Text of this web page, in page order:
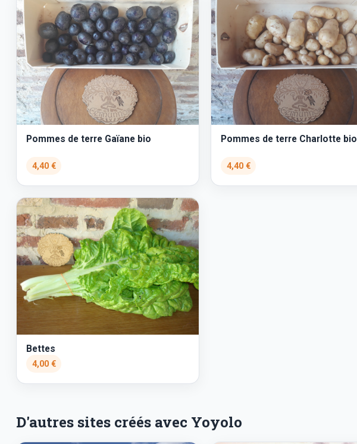
Pommes de terre Gaïane bio
4,40 €
Pommes de terre Charlotte bio
4,40 €
Bettes
4,00 €
D'autres sites créés avec Yoyolo